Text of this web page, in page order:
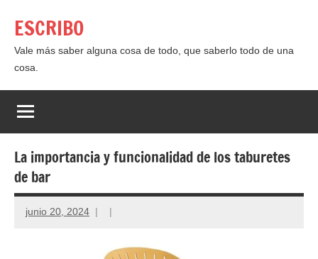
contenido
ESCRIBO
Vale más saber alguna cosa de todo, que saberlo todo de una
cosa.
La importancia y funcionalidad de los taburetes
de bar
junio 20, 2024